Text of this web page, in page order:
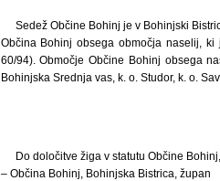
Sedež Občine Bohinj je v Bohinjski
Občina Bohinj obsega območja naselij,
60/94). Območje Občine Bohinj obsega
Bohinjska Srednja vas, k. o. Studor, k. o.
Do določitve žiga v statutu Občine
– Občina Bohinj, Bohinjska Bistrica, župan